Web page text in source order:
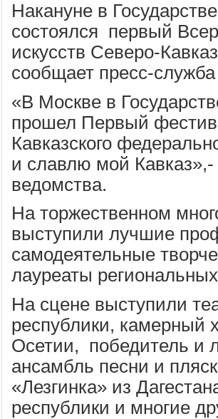
Накануне в
состоялся первый
искусств Северо-
сообщает пресс-
«В Москве в
прошел Первый
Кавказского
и славлю мой
ведомства.
На торжественном
выступили лучшие
самодеятельные
лауреаты
На сцене выступили
республики, камерный
Осетии, победитель и
ансамбль песни и
«Лезгинка» из
республики и многие